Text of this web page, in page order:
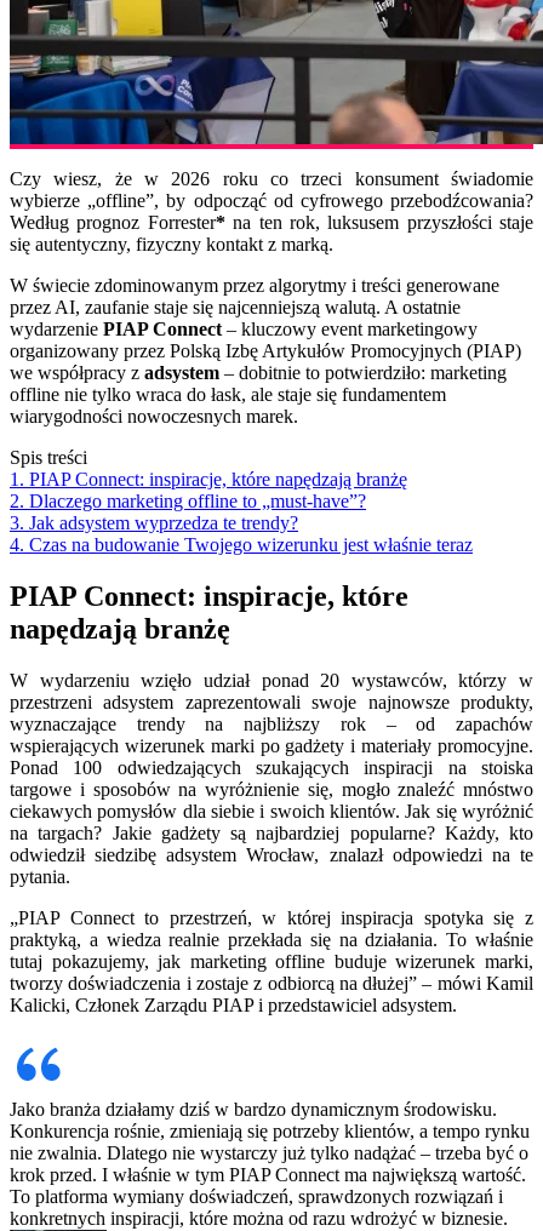
Czy wiesz, że w 2026 roku co trzeci konsument świadomie
wybierze „offline”, by odpocząć od cyfrowego przebodźcowania?
Według prognoz Forrester* na ten rok, luksusem przyszłości staje
się autentyczny, fizyczny kontakt z marką.
W świecie zdominowanym przez algorytmy i treści generowane
przez AI, zaufanie staje się najcenniejszą walutą. A ostatnie
wydarzenie PIAP Connect– kluczowy event marketingowy
organizowany przez Polską Izbę Artykułów Promocyjnych (PIAP)
we współpracy z adsystem – dobitnie to potwierdziło: marketing
offline nie tylko wraca do łask, ale staje się fundamentem
wiarygodności nowoczesnych marek.
Spis treści
1. PIAP Connect: inspiracje, które napędzają branżę
2. Dlaczego marketing offline to „must-have”?
3. Jak adsystem wyprzedza te trendy?
4. Czas na budowanie Twojego wizerunku jest właśnie teraz
PIAP Connect: inspiracje, które
napędzają branżę
W wydarzeniu wzięło udział ponad 20 wystawców, którzy w
przestrzeni adsystem zaprezentowali swoje najnowsze produkty,
wyznaczające trendy na najbliższy rok – od zapachów
wspierających wizerunek marki po gadżety i materiały promocyjne.
Ponad 100 odwiedzających szukających inspiracji na stoiska
targowe i sposobów na wyróżnienie się, mogło znaleźć mnóstwo
ciekawych pomysłów dla siebie i swoich klientów. Jak się wyróżnić
na targach? Jakie gadżety są najbardziej popularne? Każdy, kto
odwiedził siedzibę adsystem Wrocław, znalazł odpowiedzi na te
pytania.
„PIAP Connect to przestrzeń, w której inspiracja spotyka się z
praktyką, a wiedza realnie przekłada się na działania. To właśnie
tutaj pokazujemy, jak marketing offline buduje wizerunek marki,
tworzy doświadczenia i zostaje z odbiorcą na dłużej” – mówi Kamil
Kalicki, Członek Zarządu PIAP i przedstawiciel adsystem.
Jako branża działamy dziś w bardzo dynamicznym środowisku.
Konkurencja rośnie, zmieniają się potrzeby klientów, a tempo rynku
nie zwalnia. Dlatego nie wystarczy już tylko nadążać – trzeba być o
krok przed. I właśnie w tym PIAP Connect ma największą wartość.
To platforma wymiany doświadczeń, sprawdzonych rozwiązań i
konkretnych inspiracji, które można od razu wdrożyć w biznesie.